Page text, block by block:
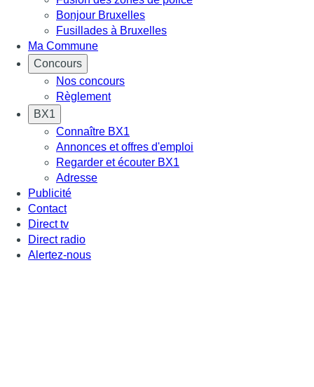
Bonjour Bruxelles
Fusillades à Bruxelles
Ma Commune
Concours
Nos concours
Règlement
BX1
Connaître BX1
Annonces et offres d'emploi
Regarder et écouter BX1
Adresse
Publicité
Contact
Direct tv
Direct radio
Alertez-nous